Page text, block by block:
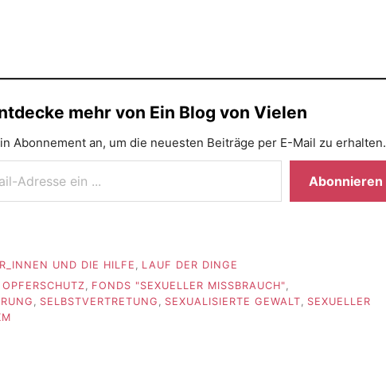
mehr von Ein Blog von Vielen
Abonnement an, um die neuesten Beiträge per E-Mail zu erhalten.
Abonnieren
UND DIE HILFE
LAUF DER DINGE
, FONDS "SEXUELLER MISSBRAUCH",
, SELBSTVERTRETUNG , SEXUALISIERTE GEWALT, SEXUELLER